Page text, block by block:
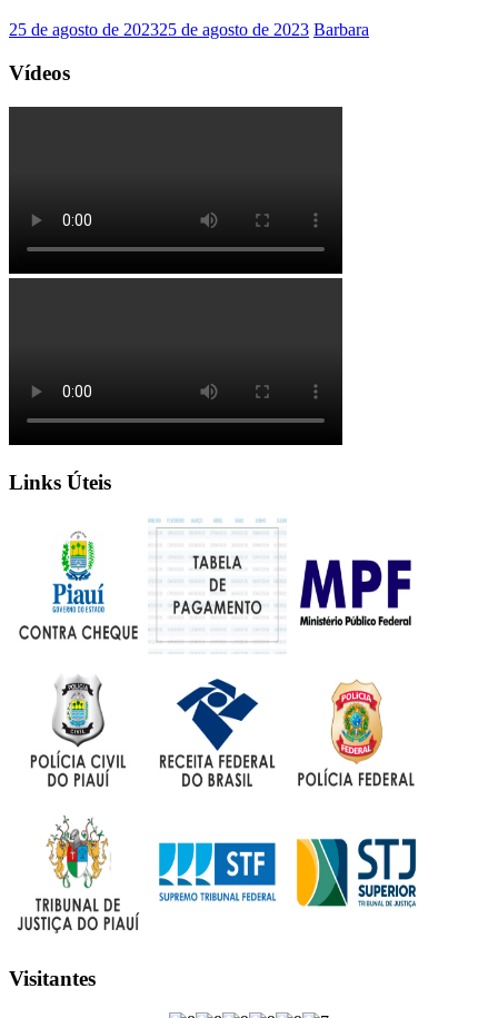
25 de agosto de 202325 de agosto de 2023 Barbara
Vídeos
Links Úteis
Visitantes